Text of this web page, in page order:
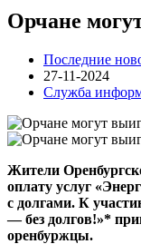
Орчане
Последние
27-11-2024
Служба
Жители
оплату услуг
с долгами. К
— без долгов!»*
оренбуржцы.